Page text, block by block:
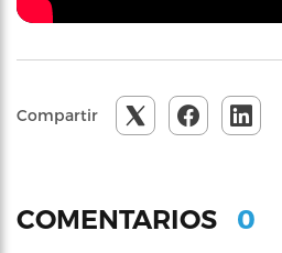
Compartir
COMENTARIOS 0